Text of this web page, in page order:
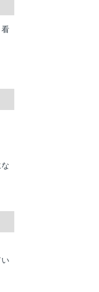
看